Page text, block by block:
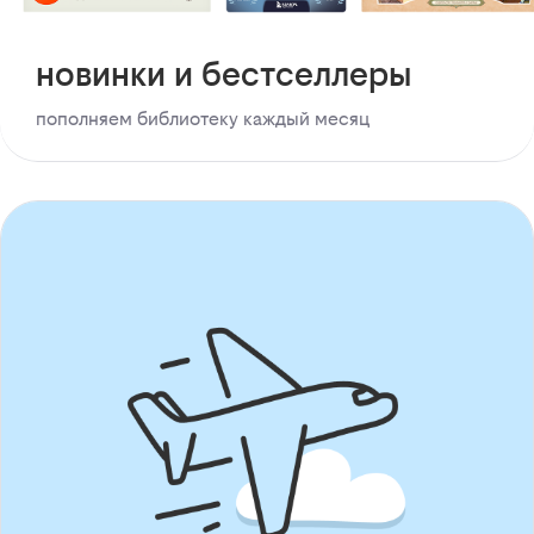
новинки и бестселлеры
пополняем библиотеку каждый месяц